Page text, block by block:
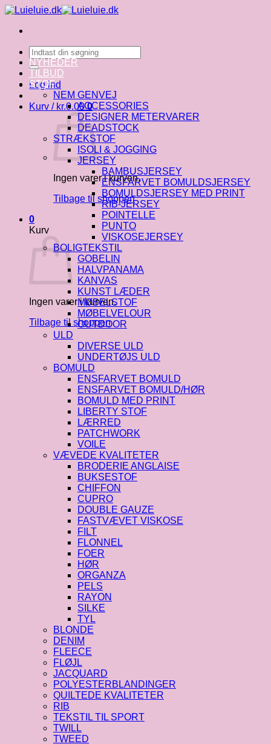
Fortsæt
indhold
Søg
efter:
Log ind
Kurv / kr.0.00 0
Ingen varer i kurven.
Tilbage til shoppen
0
Kurv
Ingen varer i kurven.
Tilbage til shoppen
NYHEDER
TILBUD
STOF
NEM GENVEJ
ACCESSORIES
DESIGNER METERVARER
DEADSTOCK
STRÆKSTOF
ISOLI & JOGGING
JERSEY
BAMBUSJERSEY
ENSFARVET BOMULDSJERSEY
BOMULDSJERSEY MED PRINT
RIB-JERSEY
POINTELLE
PUNTO
VISKOSEJERSEY
BOLIGTEKSTIL
GOBELIN
HALVPANAMA
KANVAS
KUNST LÆDER
MØBELSTOF
MØBELVELOUR
OUTDOOR
ULD
DIVERSE ULD
UNDERTØJS ULD
BOMULD
ENSFARVET BOMULD
ENSFARVET BOMULD/HØR
BOMULD MED PRINT
LIBERTY STOF
LÆRRED
PATCHWORK
VOILE
VÆVEDE KVALITETER
BRODERIE ANGLAISE
BUKSESTOF
CHIFFON
CUPRO
DOUBLE GAUZE
FASTVÆVET VISKOSE
FILT
FLONNEL
FOER
HØR
ORGANZA
PELS
RAYON
SILKE
TYL
BLONDE
DENIM
FLEECE
FLØJL
JACQUARD
POLYESTERBLANDINGER
QUILTEDE KVALITETER
RIB
TEKSTIL TIL SPORT
TWILL
TWEED